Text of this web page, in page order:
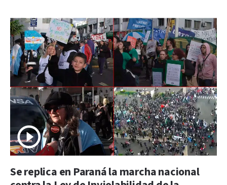
Se replica en Paraná la marcha nacional